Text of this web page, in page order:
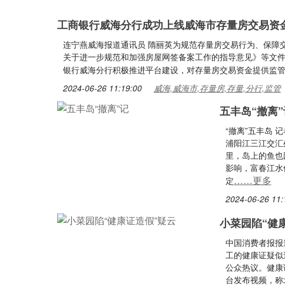
工商银行威海分行成功上线威海市存量房交易资
连宁燕威海报道通讯员 隋丽英为规范存量房交易行为、保
关于进一步规范和加强房屋网签备案工作的指导意见》等文
银行威海分行积极推进平台建设，对存量房交易资金提供监
2024-06-26 11:19:00 威海,威海市,存量房,存量,分行,监管
五丰岛“撤离
“撤离”五丰岛
浦阳江三江交
里，岛上的鱼
影响，富春江
定……更多
2024-06-26
小菜园陷“健
中国消费者报
工的健康证疑
公众热议。健
台发布视频，